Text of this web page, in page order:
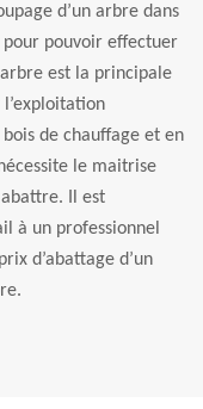
d’un arbre dans
pour pouvoir effectuer
arbre est la principale
de chauffage et en
le maitrise
abattre. Il est
à un professionnel
d’abattage d’un